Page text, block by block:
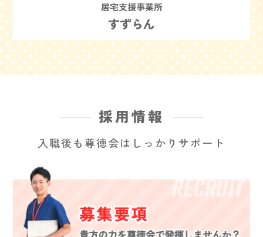
居宅支援事業所
すずらん
採用情報
入職後も尊徳会はしっかりサポート